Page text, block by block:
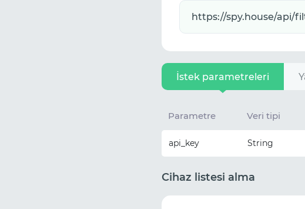
İstek parametreleri
Parametre Veri tipi
api_key String
Cihaz listesi alma